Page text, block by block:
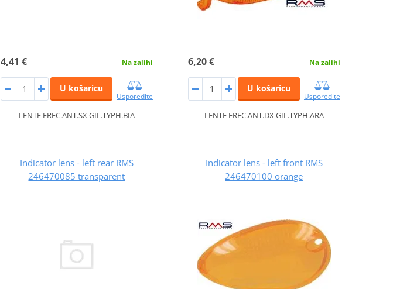
4,41 € Na zalihi
U košaricu
Usporedite
LENTE FREC.ANT.SX GIL.TYPH.BIA
6,20 € Na zalihi
U košaricu
Usporedite
LENTE FREC.ANT.DX GIL.TYPH.ARA
Indicator lens - left rear RMS
246470085 transparent
Indicator lens - left front RMS
246470100 orange